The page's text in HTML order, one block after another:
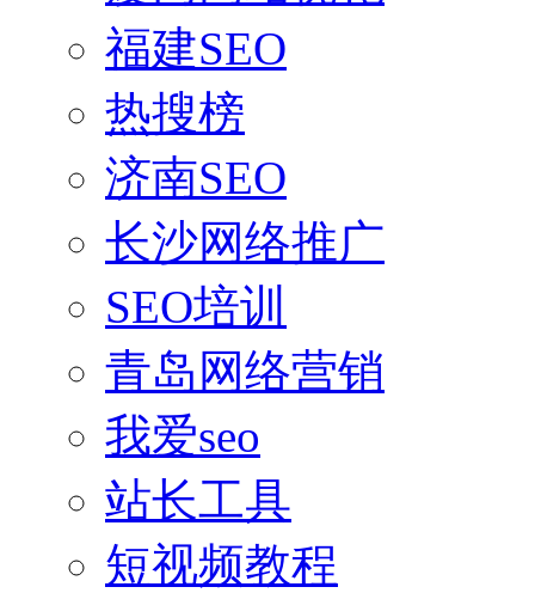
福建SEO
热搜榜
济南SEO
长沙网络推广
SEO培训
青岛网络营销
我爱seo
站长工具
短视频教程